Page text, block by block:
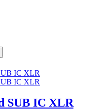
SUB IC XLR